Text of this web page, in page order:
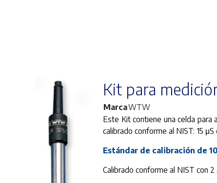
Kit para
MarcaWTW
Este Kit contiene una celda para
calibrado conforme al NIST: 15
Estándar de calibración de
Calibrado conforme al NIST con